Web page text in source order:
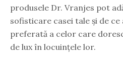
produsele Dr. Vranjes pot
sofisticare casei tale și de ce
preferată a celor care
de lux în locuințele lor.